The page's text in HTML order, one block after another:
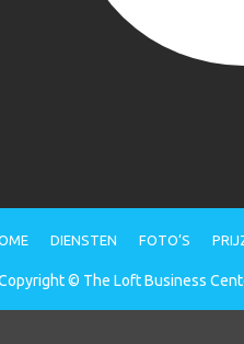
DIENSTEN FOTO’S
© The Loft Business